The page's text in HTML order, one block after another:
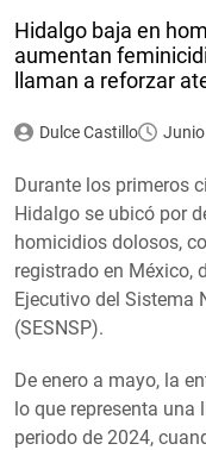
Hidalgo baja en
aumentan
llaman a reforzar
Dulce Castillo
Durante los primeros
Hidalgo se ubicó por
homicidios dolosos,
registrado en México,
Ejecutivo del Sistema
(SESNSP).
De enero a mayo, la
lo que representa
periodo de 2024,